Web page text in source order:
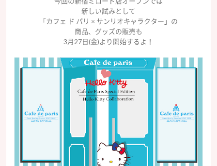
新しい試みとして
「カフェ ド パリ × サンリオキャラクター」の
商品、グッズの販売も
3月27日(金)より開始するよ！